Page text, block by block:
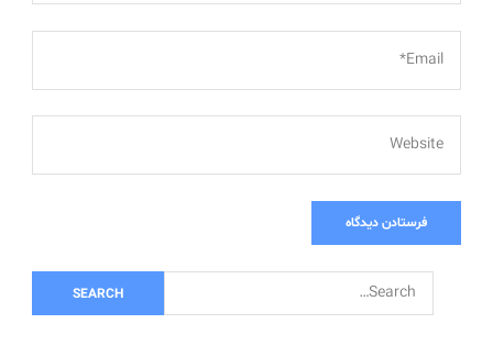
Email*
Website
e